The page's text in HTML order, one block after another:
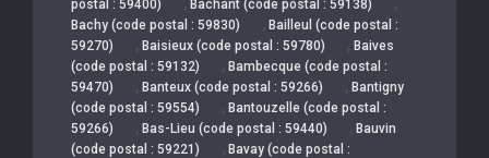
postal : 59400)
Bachant (code postal : 59138)
Bachy (code postal : 59830) , Bailleul (code postal :
59270)
, Baisieux (code postal : 59780) , Baives
(code postal : 59132)
, Bambecque (code postal :
59470)
, Banteux (code postal : 59266) , Bantigny
(code postal : 59554)
, Bantouzelle (code postal :
59266)
, Bas-Lieu (code postal : 59440) , Bauvin
(code postal : 59221)
, Bavay (code postal :